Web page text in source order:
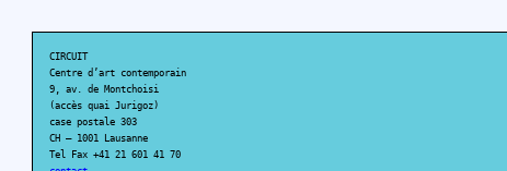
CIRCUIT
Centre d’art contemporain
9, av. de Montchoisi
(accès quai Jurigoz)
case postale 303
CH – 1001 Lausanne
Tel Fax +41 21 601 41 70